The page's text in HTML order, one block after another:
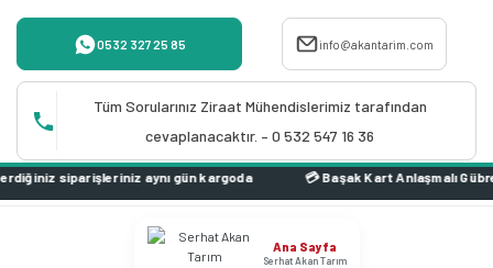
0532 327 25 85 info@akantarim.com
Tüm Sorularınız Ziraat Mühendislerimiz tarafından
cevaplanacaktır. – 0 532 547 16 36
aynı gün kargoda
Ana Sayfa
Serhat Akan Tarım